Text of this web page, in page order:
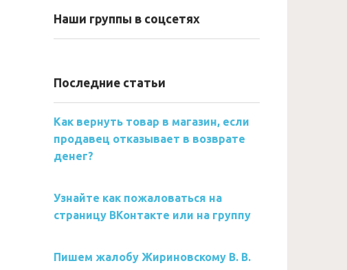
Наши группы в соцсетях
Последние статьи
Как вернуть товар в магазин, если
продавец отказывает в возврате
денег?
Узнайте как пожаловаться на
страницу ВКонтакте или на группу
Пишем жалобу Жириновскому В. В.